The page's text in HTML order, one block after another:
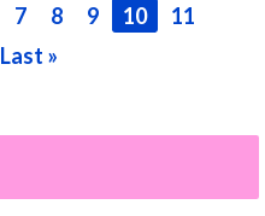
7 8 9 10
11
Last »